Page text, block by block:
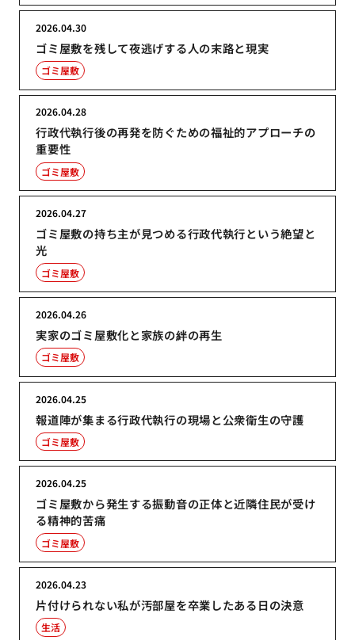
ゴミ屋敷を残して夜逃げする人の末路と現実
2026.04.30
ゴミ屋敷
行政代執行後の再発を防ぐための福祉的アプローチの
重要性
2026.04.28
ゴミ屋敷
ゴミ屋敷の持ち主が見つめる行政代執行という絶望と
光
2026.04.27
ゴミ屋敷
実家のゴミ屋敷化と家族の絆の再生
2026.04.26
ゴミ屋敷
報道陣が集まる行政代執行の現場と公衆衛生の守護
2026.04.25
ゴミ屋敷
ゴミ屋敷から発生する振動音の正体と近隣住民が受け
る精神的苦痛
2026.04.25
ゴミ屋敷
片付けられない私が汚部屋を卒業したある日の決意
2026.04.23
生活